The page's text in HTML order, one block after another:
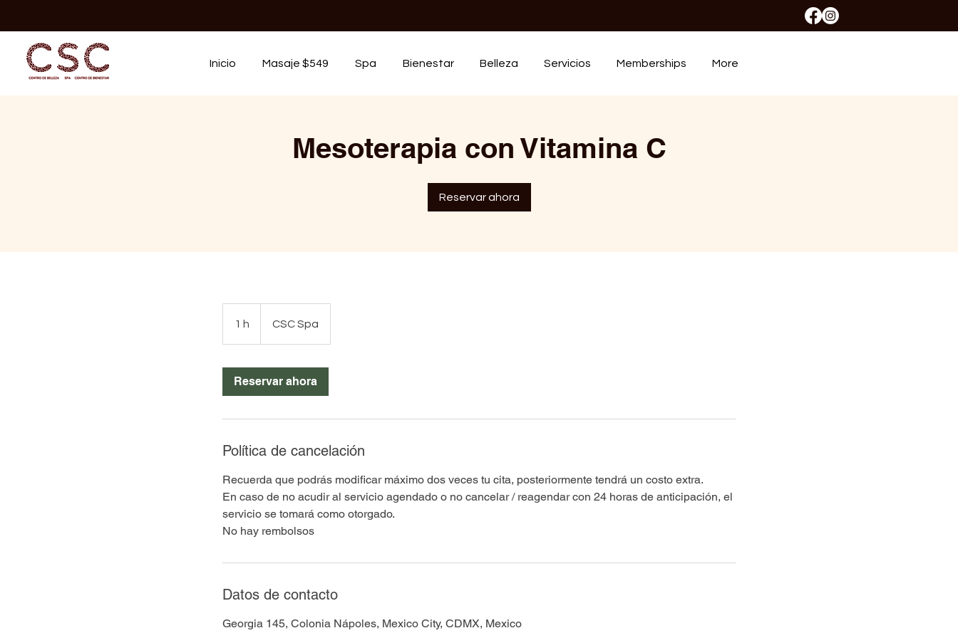
Inicio Masaje $549 Spa Bienestar Belleza Servicios Memberships More
Mesoterapia con Vitamina C
Reservar ahora
1 h CSC Spa
Reservar ahora
Política de cancelación
Recuerda que podrás modificar máximo dos veces tu cita, posteriormente tendrá un costo extra.
En caso de no acudir al servicio agendado o no cancelar / reagendar con 24 horas de anticipación, el
servicio se tomará como otorgado.
No hay rembolsos
Datos de contacto
Georgia 145, Colonia Nápoles, Mexico City, CDMX, Mexico